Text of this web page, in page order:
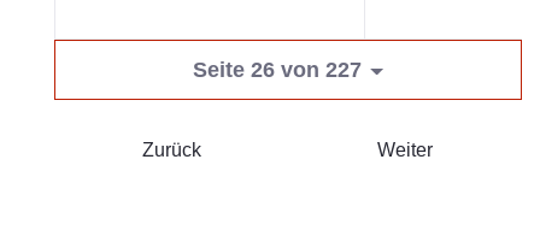
Seite 26 von 227
Zurück Weiter